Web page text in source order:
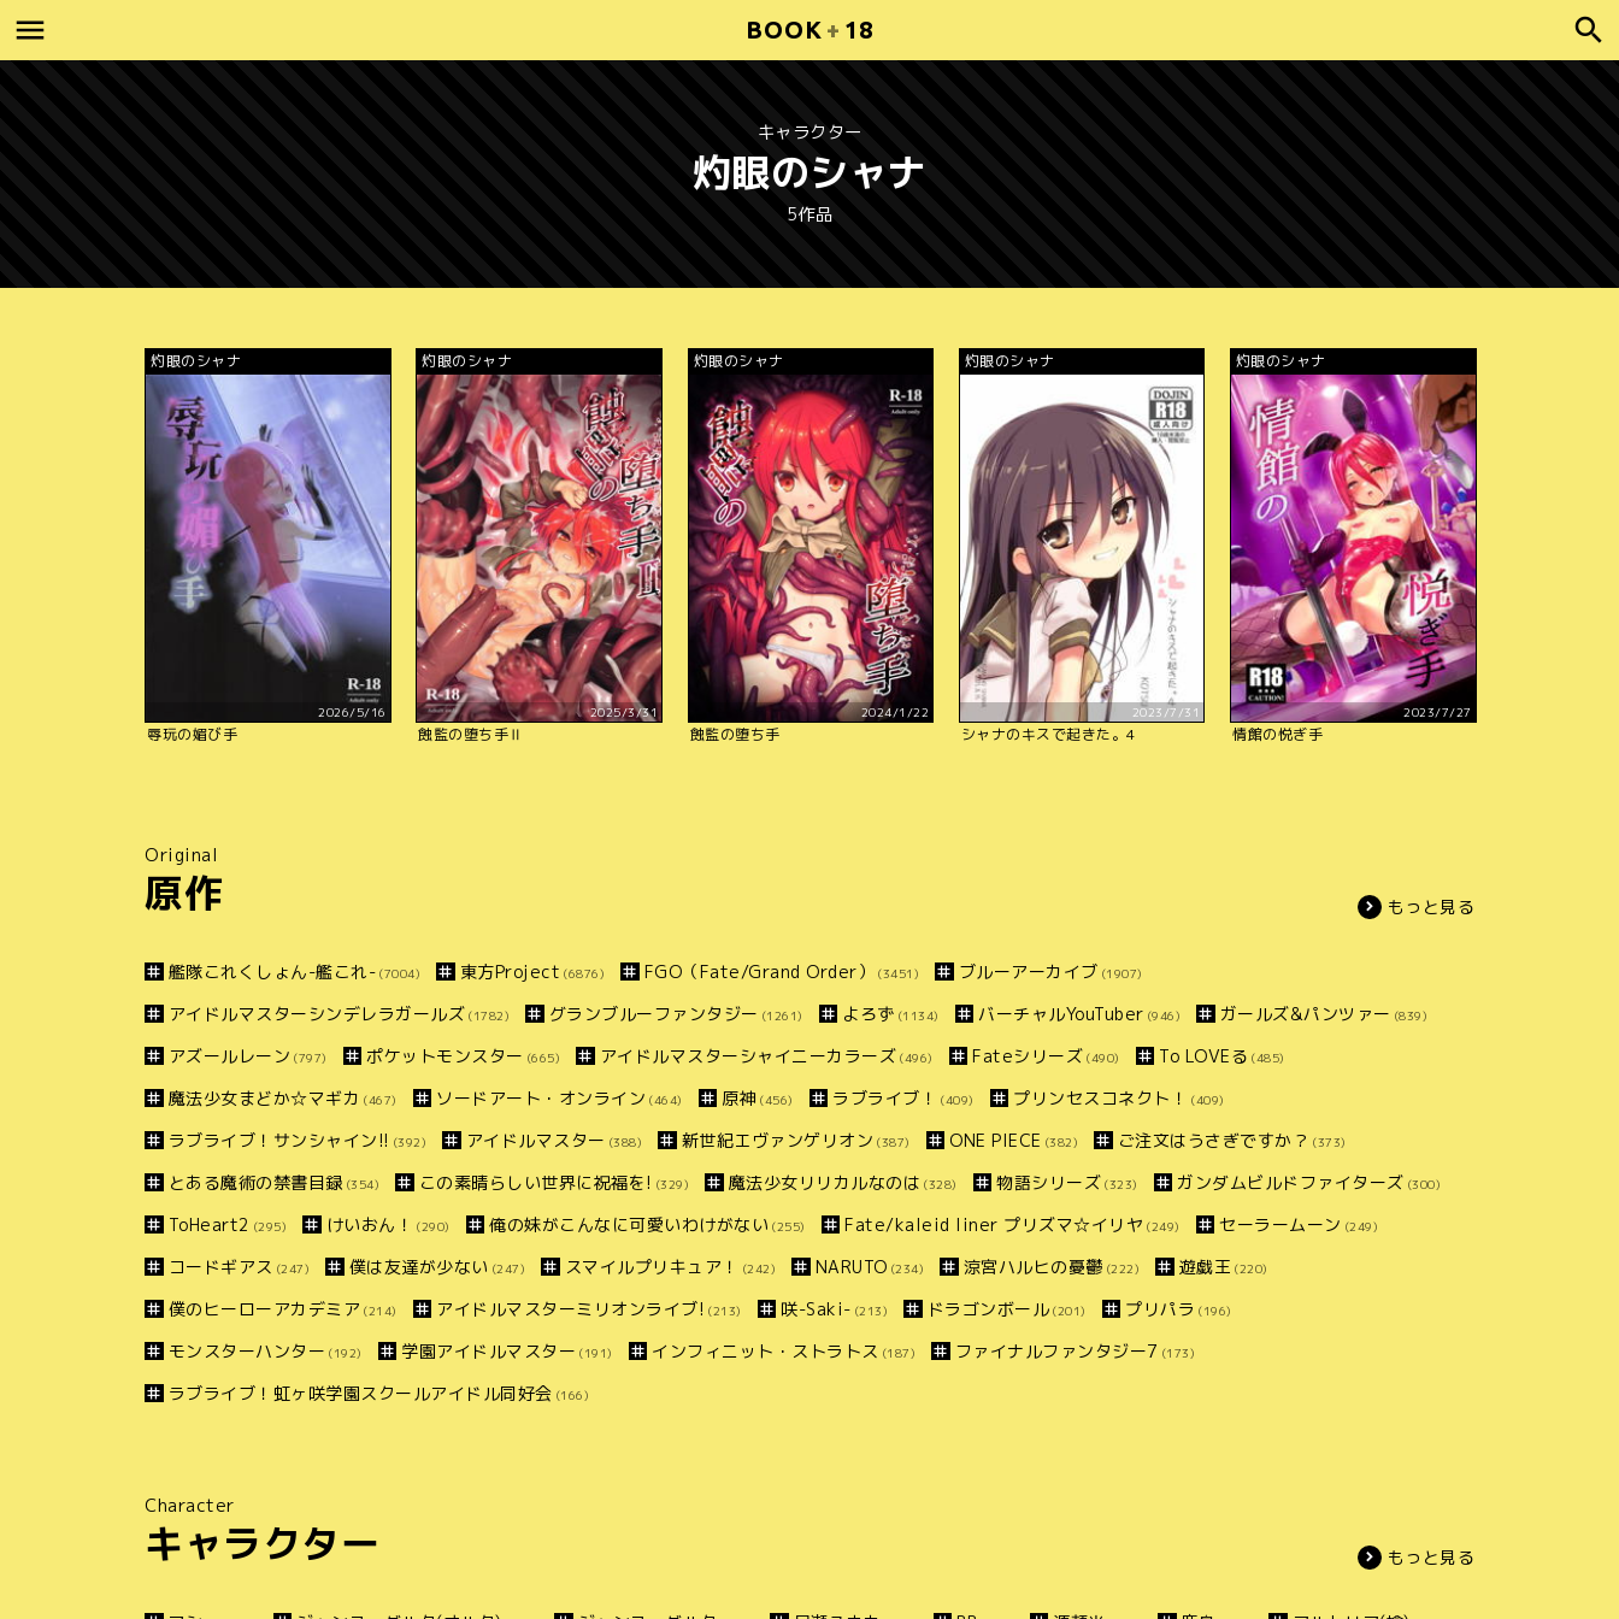
BOOK + 18
キャラクター
灼眼のシャナ
5作品
灼眼のシャナ
2026/5/16
辱玩の媚び手
灼眼のシャナ
2025/3/31
蝕監の堕ち手Ⅱ
灼眼のシャナ
2024/1/22
蝕監の堕ち手
灼眼のシャナ
2023/7/31
シャナのキスで起きた。4
灼眼のシャナ
2023/7/27
情館の悦ぎ手
Original
原作 もっと見る
艦隊これくしょん-艦これ- (7004) 東方Project (6876) FGO（Fate/Grand Order） (3451) ブルーアーカイブ (1907)
アイドルマスターシンデレラガールズ (1782) グランブルーファンタジー (1261) よろず (1134) バーチャルYouTuber (946) ガールズ&パンツァー (839)
アズールレーン (797) ポケットモンスター (665) アイドルマスターシャイニーカラーズ (496) Fateシリーズ (490) To LOVEる (485)
魔法少女まどか☆マギカ (467) ソードアート・オンライン (464) 原神 (456) ラブライブ！ (409) プリンセスコネクト！ (409)
ラブライブ！サンシャイン!! (392) アイドルマスター (388) 新世紀エヴァンゲリオン (387) ONE PIECE (382) ご注文はうさぎですか？ (373)
とある魔術の禁書目録 (354) この素晴らしい世界に祝福を! (329) 魔法少女リリカルなのは (328) 物語シリーズ (323) ガンダムビルドファイターズ (300)
ToHeart2 (295) けいおん！ (290) 俺の妹がこんなに可愛いわけがない (255) Fate/kaleid liner プリズマ☆イリヤ (249) セーラームーン (249)
コードギアス (247) 僕は友達が少ない (247) スマイルプリキュア！ (242) NARUTO (234) 涼宮ハルヒの憂鬱 (222) 遊戯王 (220)
僕のヒーローアカデミア (214) アイドルマスターミリオンライブ! (213) 咲-Saki- (213) ドラゴンボール (201) プリパラ (196)
モンスターハンター (192) 学園アイドルマスター (191) インフィニット・ストラトス (187) ファイナルファンタジー7 (173)
ラブライブ！虹ヶ咲学園スクールアイドル同好会 (166)
Character
キャラクター もっと見る